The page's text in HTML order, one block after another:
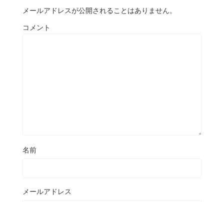
メールアドレスが公開されることはありません。
コメント
名前
メールアドレス